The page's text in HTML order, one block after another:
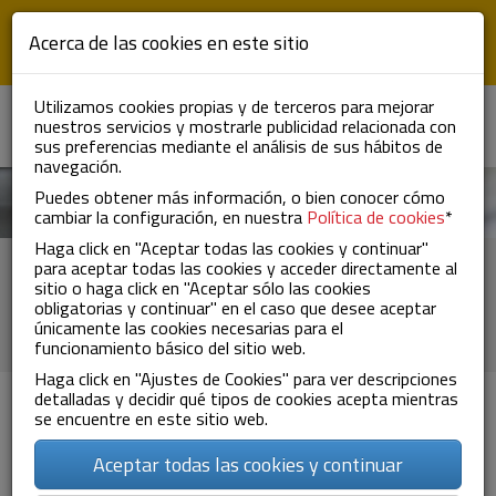
Pasar al contenido principal
EN FR
Mujeres sobre ruedas.... ¡de
camión!
29/09/2021
Únicamente el 1% de conductores de vehículos pesados son
Acerca de las cookies en este sitio
Utilizamos cookies propias y de terceros para mejorar
nuestros servicios y mostrarle publicidad relacionada con
sus preferencias mediante el análisis de sus hábitos de
navegación.
Puedes obtener más información, o bien conocer cómo
cambiar la configuración, en nuestra Política de cookies*
Haga click en "Aceptar todas las cookies y continuar"
para aceptar todas las cookies y acceder directamente al
sitio o haga click en "Aceptar sólo las cookies
obligatorias y continuar" en el caso que desee aceptar
únicamente las cookies necesarias para el
funcionamiento básico del sitio web.
Haga click en "Ajustes de Cookies" para ver descripciones
detalladas y decidir qué tipos de cookies acepta mientras
se encuentre en este sitio web.
Aceptar todas las cookies y continuar